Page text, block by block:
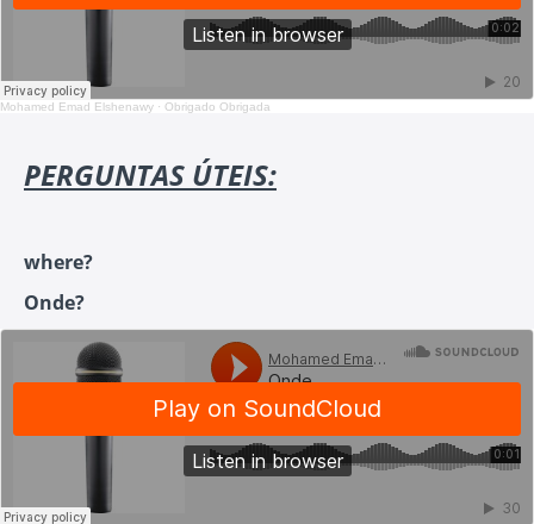
Mohamed Emad Elshenawy · Obrigado Obrigada
PERGUNTAS ÚTEIS:
where?
Onde?